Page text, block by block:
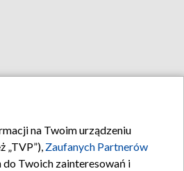
na Twoim urządzeniu
„TVP”), Zaufanych Partnerów
Twoich zainteresowań i